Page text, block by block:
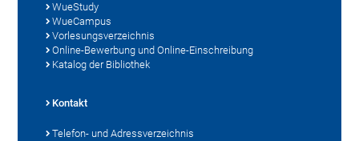
WueStudy
WueCampus
Vorlesungsverzeichnis
Online-Bewerbung und Online-Einschreibung
Katalog der Bibliothek
Kontakt
Telefon- und Adressverzeichnis